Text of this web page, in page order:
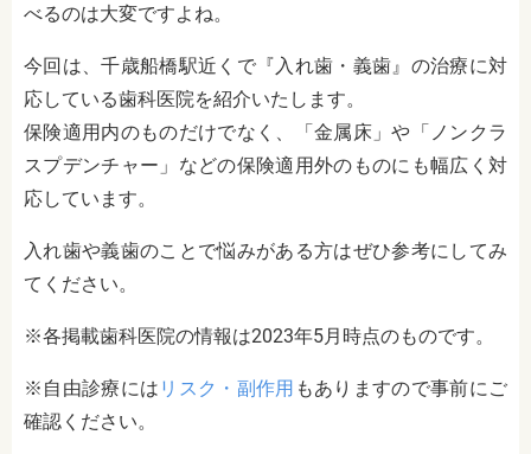
べるのは大変ですよね。
今回は、千歳船橋駅近くで『入れ歯・義歯』の治療に対
応している歯科医院を紹介いたします。
保険適用内のものだけでなく、「金属床」や「ノンクラ
スプデンチャー」などの保険適用外のものにも幅広く対
応しています。
入れ歯や義歯のことで悩みがある方はぜひ参考にしてみ
てください。
※各掲載歯科医院の情報は2023年5月時点のものです。
※自由診療には リスク・副作用 もありますので事前にご
確認ください。